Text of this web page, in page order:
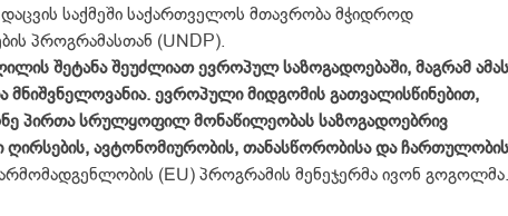
საქმეში საქართველოს მთავრობა მჭიდროდ
პროგრამასთან (UNDP).
შეტანა შეუძლიათ ევროპულ საზოგადოებაში, მაგრამ
მნიშვნელოვანია. ევროპული მიდგომის გათვალისწინებით,
პირთა სრულყოფილ მონაწილეობას საზოგადოებრივ
ღირსების, ავტონომიურობის, თანასწორობისა და ჩართულობის
(EU) პროგრამის მენეჯერმა ივონ გოგოლმა.